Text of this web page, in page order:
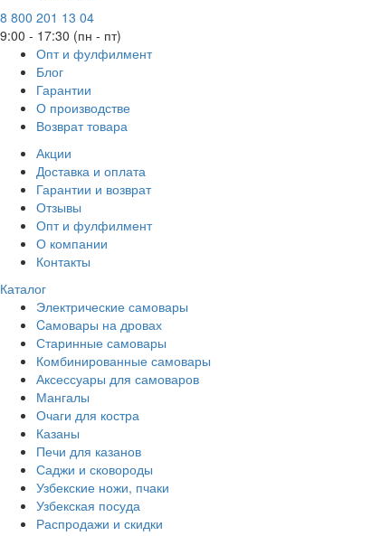
8 800 201 13 04
9:00 - 17:30 (пн - пт)
Опт и фулфилмент
Блог
Гарантии
О производстве
Возврат товара
Акции
Доставка и оплата
Гарантии и возврат
Отзывы
Опт и фулфилмент
О компании
Контакты
Каталог
Электрические самовары
Cамовары на дровах
Старинные самовары
Комбинированные самовары
Аксессуары для самоваров
Мангалы
Очаги для костра
Казаны
Печи для казанов
Саджи и сковороды
Узбекские ножи, пчаки
Узбекская посуда
Распродажи и скидки